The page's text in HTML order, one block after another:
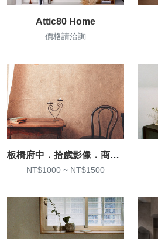
Attic80 Home
價格請洽詢
板橋府中．拾歲影像．商業棚拍
NT$1000 ~ NT$1500